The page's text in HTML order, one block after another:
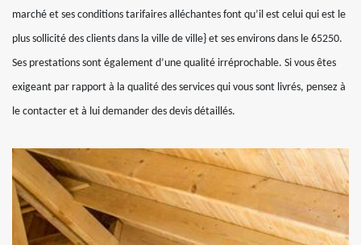
marché et ses conditions tarifaires alléchantes font qu’il est celui qui est le
plus sollicité des clients dans la ville de ville} et ses environs dans le 65250.
Ses prestations sont également d’une qualité irréprochable. Si vous êtes
exigeant par rapport à la qualité des services qui vous sont livrés, pensez à
le contacter et à lui demander des devis détaillés.